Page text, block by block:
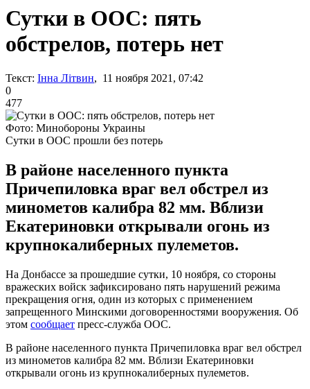
Сутки в ООС: пять
обстрелов, потерь нет
Текст: Інна Літвин, 11 ноября 2021, 07:42
0
477
Фото: Минобороны Украины
Сутки в ООС прошли без потерь
В районе населенного пункта
Причепиловка враг вел обстрел из
минометов калибра 82 мм. Вблизи
Екатериновки открывали огонь из
крупнокалиберных пулеметов.
На Донбассе за прошедшие сутки, 10 ноября, со стороны
вражеских войск зафиксировано пять нарушений режима
прекращения огня, один из которых с применением
запрещенного Минскими договоренностями вооружения. Об
этом сообщает пресс-служба ООС.
В районе населенного пункта Причепиловка враг вел обстрел
из минометов калибра 82 мм. Вблизи Екатериновки
открывали огонь из крупнокалиберных пулеметов.